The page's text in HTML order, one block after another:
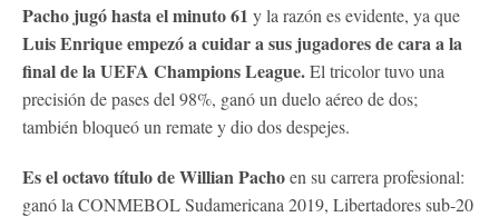
Pacho jugó hasta el minuto 61 y la razón es evidente, ya que
Luis Enrique empezó a cuidar a sus jugadores de cara a la
final de la UEFA Champions League.El tricolor tuvo una
precisión de pases del 98%, ganó un duelo aéreo de dos;
también bloqueó un remate y dio dos despejes.
Es el octavo título de Willian Pachoen su carrera profesional:
ganó la CONMEBOL Sudamericana 2019, Libertadores sub-20